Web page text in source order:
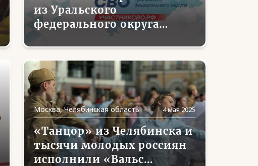
из Уральского
федерального округа
соберутся в Челябинске на
окружные Сборы уже на
следующей неделе
Москва, Челябинская область 4 мая 2025
«Танцор» из Челябинска и
тысячи молодых россиян
исполнили «Вальс